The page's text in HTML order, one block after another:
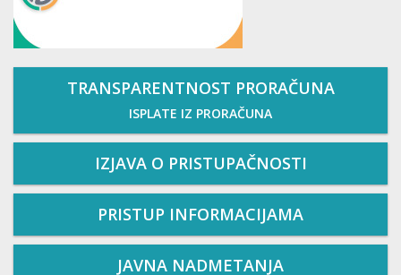
TRANSPARENTNOST PRORAČUNA
ISPLATE IZ PRORAČUNA
IZJAVA O PRISTUPAČNOSTI
PRISTUP INFORMACIJAMA
JAVNA NADMETANJA